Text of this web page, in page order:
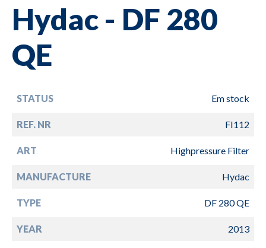
Hydac - DF 280
QE
STATUS Em stock
REF. NR FI112
ART Highpressure Filter
MANUFACTURE Hydac
TYPE DF 280 QE
YEAR 2013